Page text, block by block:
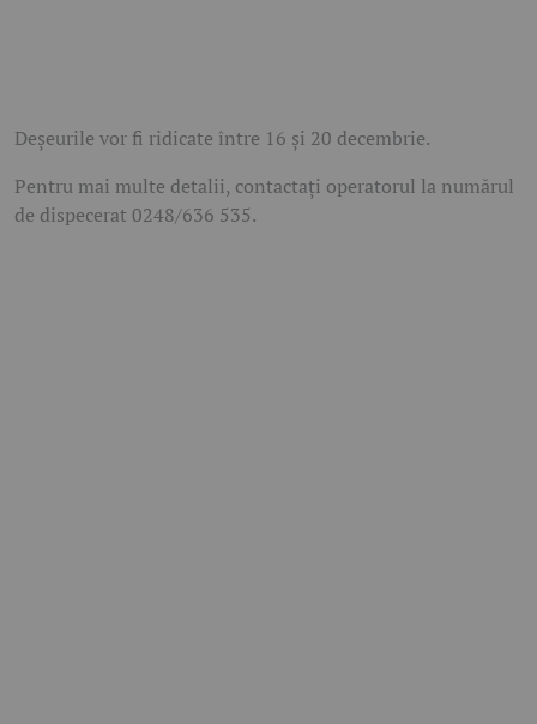
Deșeurile vor fi ridicate între 16 și 20 decembrie.
Pentru mai multe detalii, contactați operatorul la numărul
de dispecerat 0248/636 535.